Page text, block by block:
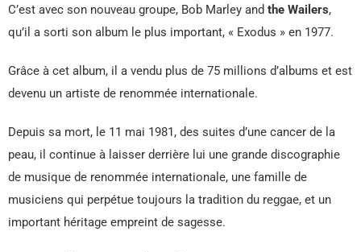
C’est avec son nouveau groupe, Bob Marley and the Wailers,
qu’il a sorti son album le plus important, « Exodus » en 1977.
Grâce à cet album, il a vendu plus de 75 millions d’albums et est
devenu un artiste de renommée internationale.
Depuis sa mort, le 11 mai 1981, des suites d’une cancer de la
peau, il continue à laisser derrière lui une grande discographie
de musique de renommée internationale, une famille de
musiciens qui perpétue toujours la tradition du reggae, et un
important héritage empreint de sagesse.